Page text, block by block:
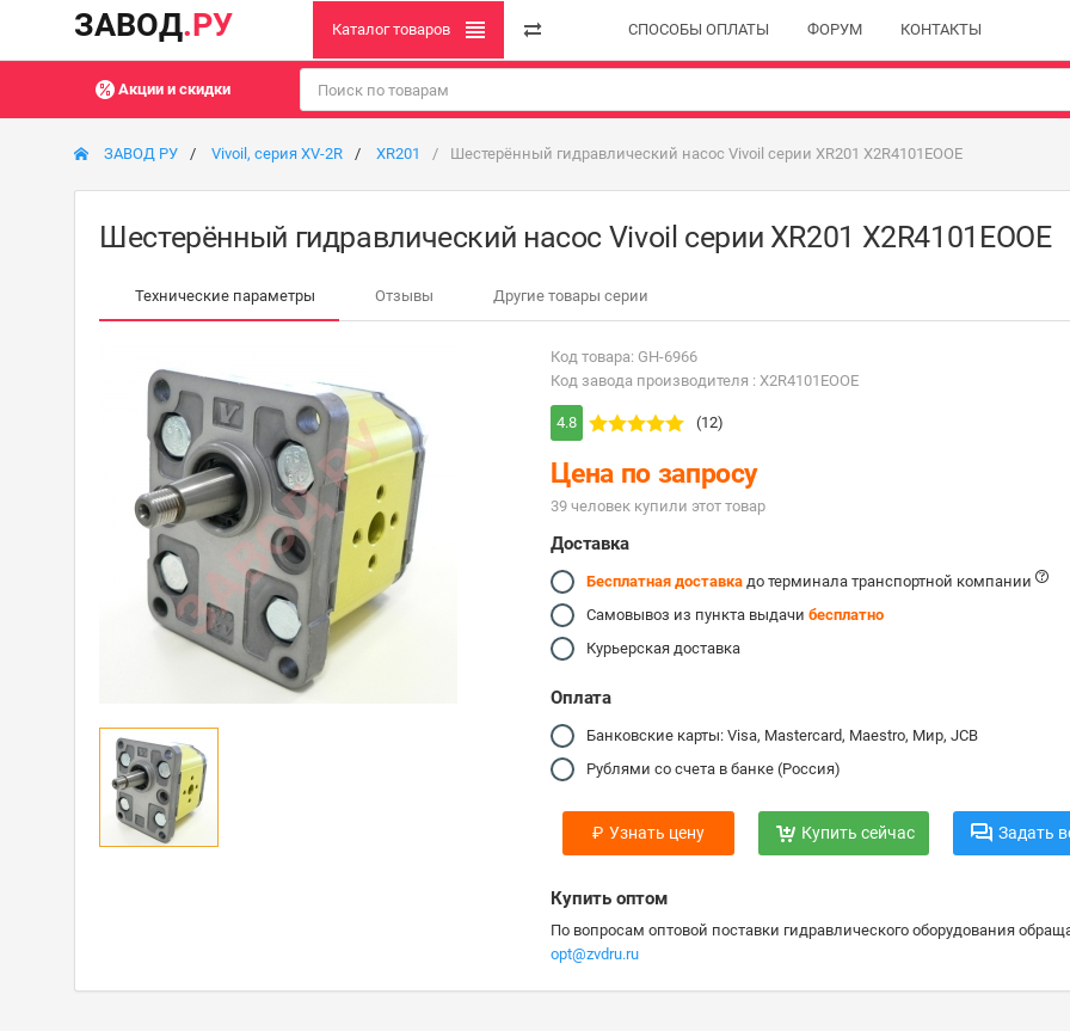
ЗАВОД.РУ Каталог товаров СПОСОБЫ ОПЛАТЫ ФОРУМ КОНТАКТЫ
Акции и скидки
ЗАВОД РУ Vivoil, серия XV-2R XR201 Шестерённый гидравлический насос Vivoil серии XR201 X2R4101EOOE
Шестерённый гидравлический насос Vivoil серии XR201 X2R4101EOOE
Технические параметры Отзывы Другие товары серии
Код товара: GH-6966
Код завода производителя : X2R4101EOOE
4.8 (12)
Цена по запросу
39 человек купили этот товар
Доставка
Бесплатная доставка до терминала транспортной компании
Самовывоз из пункта выдачибесплатно
Курьерская доставка
Оплата
Банковские карты: Visa, Mastercard, Maestro, Мир, JCB
Рублями со счета в банке (Россия)
₽ Узнать цену Купить сейчас Задать
Купить оптом
По вопросам оптовой поставки гидравлического оборудования
opt@zvdru.ru